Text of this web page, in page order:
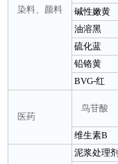
染料、颜料 碱性嫩黄
油溶黑
硫化蓝
铅铬黄
BVG-红
医药
鸟苷酸
维生素B
泥浆处理剂